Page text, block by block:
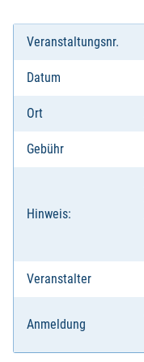
Veranstaltungsnr.
Datum
Ort
Gebühr
Hinweis:
Veranstalter
Anmeldung